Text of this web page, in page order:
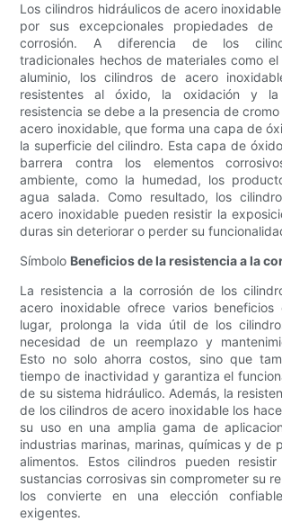
Los cilindros hidráulicos de acero
por sus excepcionales propiedades de
corrosión. A diferencia de los
tradicionales hechos de materiales como
aluminio, los cilindros de acero
resistentes al óxido, la oxidación y la
resistencia se debe a la presencia de
acero inoxidable, que forma una capa de
la superficie del cilindro. Esta capa de
barrera contra los elementos
ambiente, como la humedad, los
agua salada. Como resultado, los
acero inoxidable pueden resistir la
duras sin deteriorar o perder su
Símbolo Beneficios de la resistencia a la
La resistencia a la corrosión de los
acero inoxidable ofrece varios beneficios
lugar, prolonga la vida útil de los
necesidad de un reemplazo y
Esto no solo ahorra costos, sino que
tiempo de inactividad y garantiza el
de su sistema hidráulico. Además, la
de los cilindros de acero inoxidable los
su uso en una amplia gama de
industrias marinas, marinas, químicas y de
alimentos. Estos cilindros pueden
sustancias corrosivas sin comprometer su
los convierte en una elección
exigentes.